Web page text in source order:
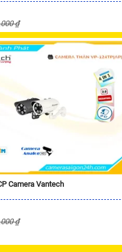
₫
Camera Vantech
₫